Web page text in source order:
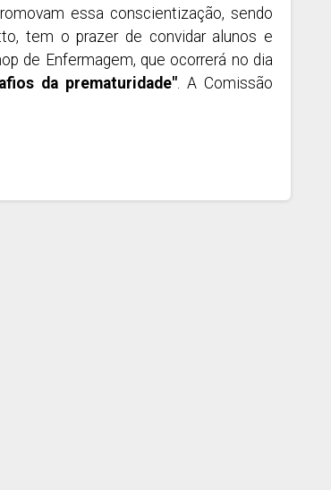
essa conscientização, sendo
tem o prazer de convidar alunos e
de Enfermagem, que ocorrerá no dia
da prematuridade". A Comissão